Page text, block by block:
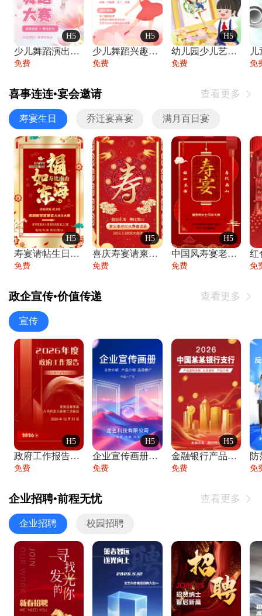
H5
少儿舞蹈演出舞蹈比赛跳舞大赛文艺汇演活动
免费
H5
少儿舞蹈兴趣班艺术培训学校招生宣传
免费
H5
幼儿园少儿艺术展览绘画展摄影作品展美术展
免费 免
喜事连连•宴会邀请 查看更多 
寿宴生日 乔迁宴喜宴 满月百日宴
H5
寿宴请帖生日宴邀请函老人寿星生日快乐祝寿
免费
H5
喜庆寿宴请柬老人生日宴会邀请函请柬过大寿
免费
H5
中国风寿宴老人生日宴会邀请函寿宴请帖请柬
免费 免
政企宣传•价值传递 查看更多 
宣传
H5
政府工作报告政府年终工作总结
免费
H5
企业宣传画册公司简介产品介绍业务宣传手册
免费
H5
金融银行产品宣传手册企业宣传产品介绍
免费
防
免
企业招聘•前程无忧 查看更多 
企业招聘 校园招聘